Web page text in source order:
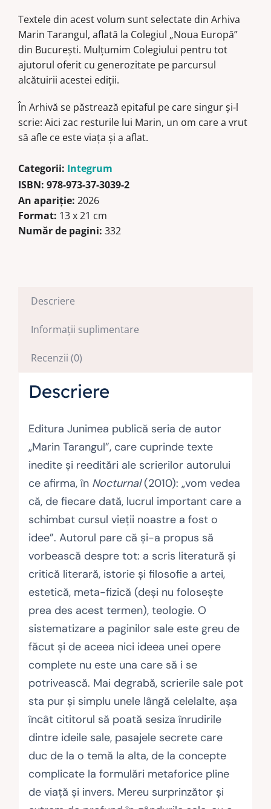
Textele din acest volum sunt selectate din Arhiva
Marin Tarangul, aflată la Colegiul „Noua Europă”
din București. Mulțumim Colegiului pentru tot
ajutorul oferit cu generozitate pe parcursul
alcătuirii acestei ediții.
În Arhivă se păstrează epitaful pe care singur și-l
scrie: Aici zac resturile lui Marin, un om care a vrut
să afle ce este viața și a aflat.
Categorii: Integrum
ISBN: 978-973-37-3039-2
An apariție: 2026
Format: 13 x 21 cm
Număr de pagini: 332
Descriere
Informații suplimentare
Recenzii (0)
Descriere
Editura Junimea publică seria de autor
„Marin Tarangul”, care cuprinde texte
inedite și reeditări ale scrierilor autorului
ce afirma, în Nocturnal(2010): „vom vedea
că, de fiecare dată, lucrul important care a
schimbat cursul vieții noastre a fost o
idee”. Autorul pare că și-a propus să
vorbească despre tot: a scris literatură și
critică literară, istorie și filosofie a artei,
estetică, meta-fizică (deși nu folosește
prea des acest termen), teologie. O
sistematizare a paginilor sale este greu de
făcut și de aceea nici ideea unei opere
complete nu este una care să i se
potrivească. Mai degrabă, scrierile sale pot
sta pur și simplu unele lângă celelalte, așa
încât cititorul să poată sesiza înrudirile
dintre ideile sale, pasajele secrete care
duc de la o temă la alta, de la concepte
complicate la formulări metaforice pline
de viață și invers. Mereu surprinzător și